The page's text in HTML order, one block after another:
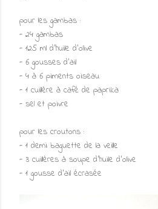
pour les gambas :
- 24 gambas
- 125 ml d'huile d'olive
- 6 gousses d'ail
- 4 à 6 piments oiseau
- 1 cuillère à café de paprika
- sel et poivre
pour les croutons :
- 1 demi baguette de la veille
- 3 cuillères à soupe d'huile d'olive
- 1 gousse d'ail écrasée